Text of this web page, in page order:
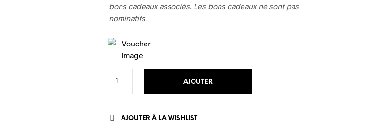
bons cadeaux associés. Les bons cadeaux ne sont pas
nominatifs.
AJOUTER
AJOUTER À LA WISHLIST